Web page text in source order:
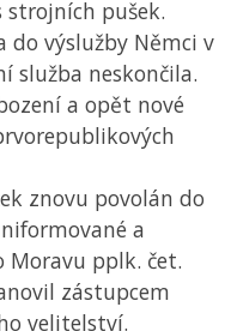
pušek.
do výslužby Němci v
služba neskončila.
a opět nové
znovu povolán do
a
Moravu pplk. čet.
zástupcem
velitelství.